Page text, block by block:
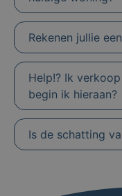
Rekenen jullie
Help!? Ik
begin ik hieraan?
Is de schatting